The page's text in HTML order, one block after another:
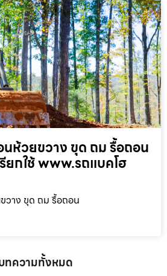
นห้วยขวาง ขุด ถม รื้อถอน
ยกใช้ www.รถแบคโฮ
วาง ขุด ถม รื้อถอน
ทความทั้งหมด